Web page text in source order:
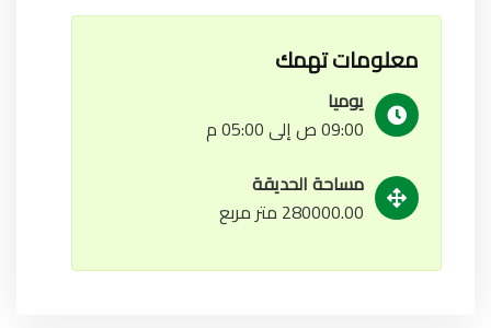
معلومات تهمك
يوميا
09:00 ص إلى 05:00 م
مساحة الحديقة
280000.00 متر مربع